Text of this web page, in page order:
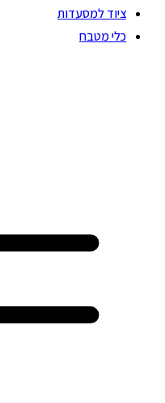
ציוד למסעדות
כלי מטבח